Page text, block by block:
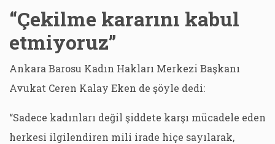
“Çekilme kararını kabul
etmiyoruz”
Ankara Barosu Kadın Hakları Merkezi Başkanı
Avukat Ceren Kalay Eken de şöyle dedi:
“Sadece kadınları değil şiddete karşı mücadele eden
herkesi ilgilendiren mili irade hiçe sayılarak,